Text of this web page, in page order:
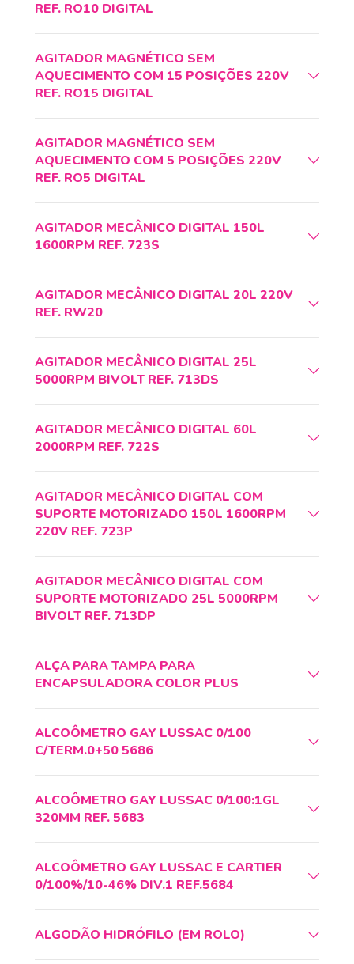
REF. RO10 DIGITAL
AGITADOR MAGNÉTICO SEM
AQUECIMENTO COM 15 POSIÇÕES 220V
REF. RO15 DIGITAL
AGITADOR MAGNÉTICO SEM
AQUECIMENTO COM 5 POSIÇÕES 220V
REF. RO5 DIGITAL
AGITADOR MECÂNICO DIGITAL 150L
1600RPM REF. 723S
AGITADOR MECÂNICO DIGITAL 20L 220V
REF. RW20
AGITADOR MECÂNICO DIGITAL 25L
5000RPM BIVOLT REF. 713DS
AGITADOR MECÂNICO DIGITAL 60L
2000RPM REF. 722S
AGITADOR MECÂNICO DIGITAL COM
SUPORTE MOTORIZADO 150L 1600RPM
220V REF. 723P
AGITADOR MECÂNICO DIGITAL COM
SUPORTE MOTORIZADO 25L 5000RPM
BIVOLT REF. 713DP
ALÇA PARA TAMPA PARA
ENCAPSULADORA COLOR PLUS
ALCOÔMETRO GAY LUSSAC 0/100
C/TERM.0+50 5686
ALCOÔMETRO GAY LUSSAC 0/100:1GL
320MM REF. 5683
ALCOÔMETRO GAY LUSSAC E CARTIER
0/100%/10-46% DIV.1 REF.5684
ALGODÃO HIDRÓFILO (EM ROLO)